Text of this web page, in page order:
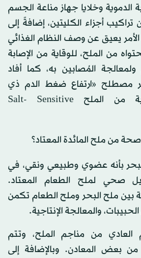
الدموية وخلايا جهاز مناعة الجسم
أجزاء الكليتين، إضافةً إلى
يعيق عن وصف النظام الغذائي
من الملح، للوقاية من الإصابة
المُصابين به، كما أفاد
مصطلح «ارتفاع ضغط الدم ذي
العلاقة بالحساسية من الملح Salt- Sensitive
من ملح المائدة المعتاد؟
بأنه عضوي وطبيعي ونقي، في
صحي لملح الطعام المعتاد.
بين ملح البحر وملح الطعام تكمن
والمعالجة الإنتاجية.
العادي من مناجم الملح، وتتم
بعض المعادن. وبالإضافة إلى